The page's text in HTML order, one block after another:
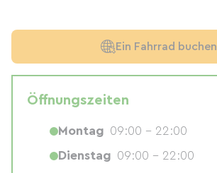
Ein Fahrrad buchen
Öffnungszeiten
Montag 09:00 - 22:00
Dienstag 09:00 - 22:00